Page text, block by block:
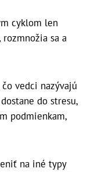
cyklom len
rozmnožia sa a
vedci nazývajú
do stresu,
podmienkam,
na iné typy